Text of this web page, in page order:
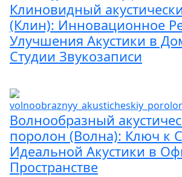
Клиновидный
(Клин): Инновационное
Улучшения Акустики в
Студии Звукозаписи
Волнообразный
поролон (Волна): Ключ к
Идеальной Акустики в
Пространстве